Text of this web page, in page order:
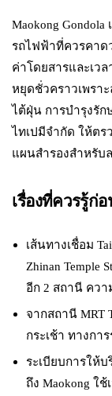
Maokong
รถไฟฟ้าที่ควรคาด
ค่าโดยสารและเว
หยุดชั่วคราวเพรา
ไต้ฝุ่น การบำรุงรั
ไทเปมีจำกัด ให้ตร
แผนสำรองสำหรับ
เรื่องที่ควรรู้ก่
เส้นทางเชื่อม
Zhinan Temple
อีก 2 สถานี ควา
จากสถานี MRT
กระเช้า ทางกา
ระเบียบการให้
ถึง Maokong ใ